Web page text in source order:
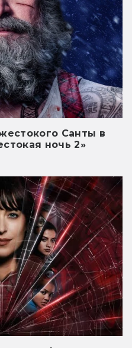
Санты в
ночь 2»